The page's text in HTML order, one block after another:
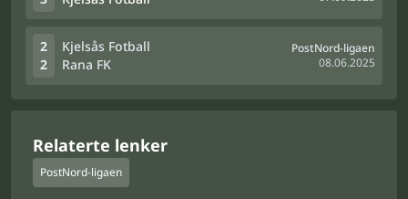
2
2
Kjelsås Fotball
Rana FK
PostNord-ligaen
08.06.2025
Relaterte lenker
PostNord-ligaen